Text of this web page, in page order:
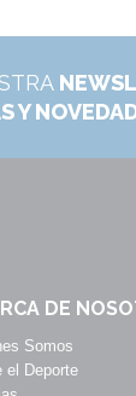
Y
DE
Somos
el Deporte